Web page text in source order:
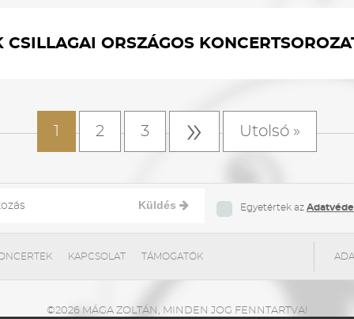
CSILLAGAI ORSZÁGOS
2 3 » Utolsó »
Küldés Egyetértek az
KAPCSOLAT TÁMOGATÓK
©2026 MÁGA ZOLTÁN, MINDEN JOG FENNTARTVA!